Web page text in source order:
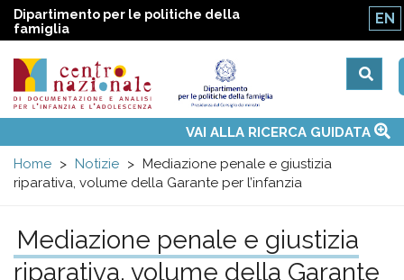
Dipartimento per le politiche della
famiglia
EN
Centro
nazionale
di
Main
menu
Temi
Attività
Convenzione ONUVAI ALLA RICERCA GUIDATA
Home
Notizie
Mediazione penale e giustizia
riparativa, volume della Garante per l’infanzia
Mediazione penale e giustizia
riparativa, volume della Garante